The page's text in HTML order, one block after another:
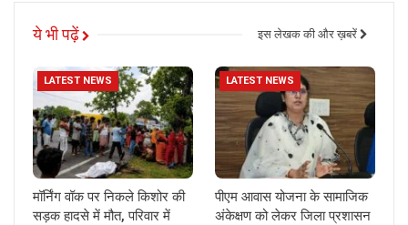
ये भी पढ़ें इस लेखक की और ख़बरें
LATEST NEWS
मॉर्निंग वॉक पर निकले किशोर की
सड़क हादसे में मौत, परिवार में
LATEST NEWS
पीएम आवास योजना के सामाजिक
अंकेक्षण को लेकर जिला प्रशासन